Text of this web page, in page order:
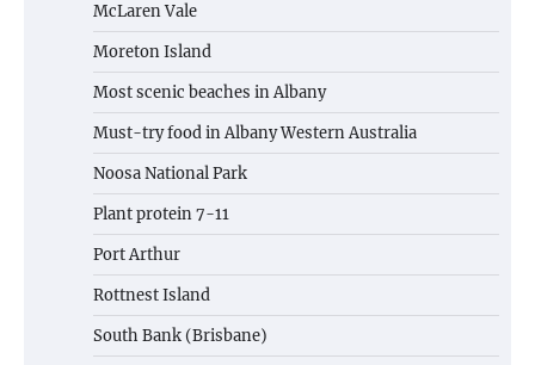
McLaren Vale
Moreton Island
Most scenic beaches in Albany
Must-try food in Albany Western Australia
Noosa National Park
Plant protein 7-11
Port Arthur
Rottnest Island
South Bank (Brisbane)